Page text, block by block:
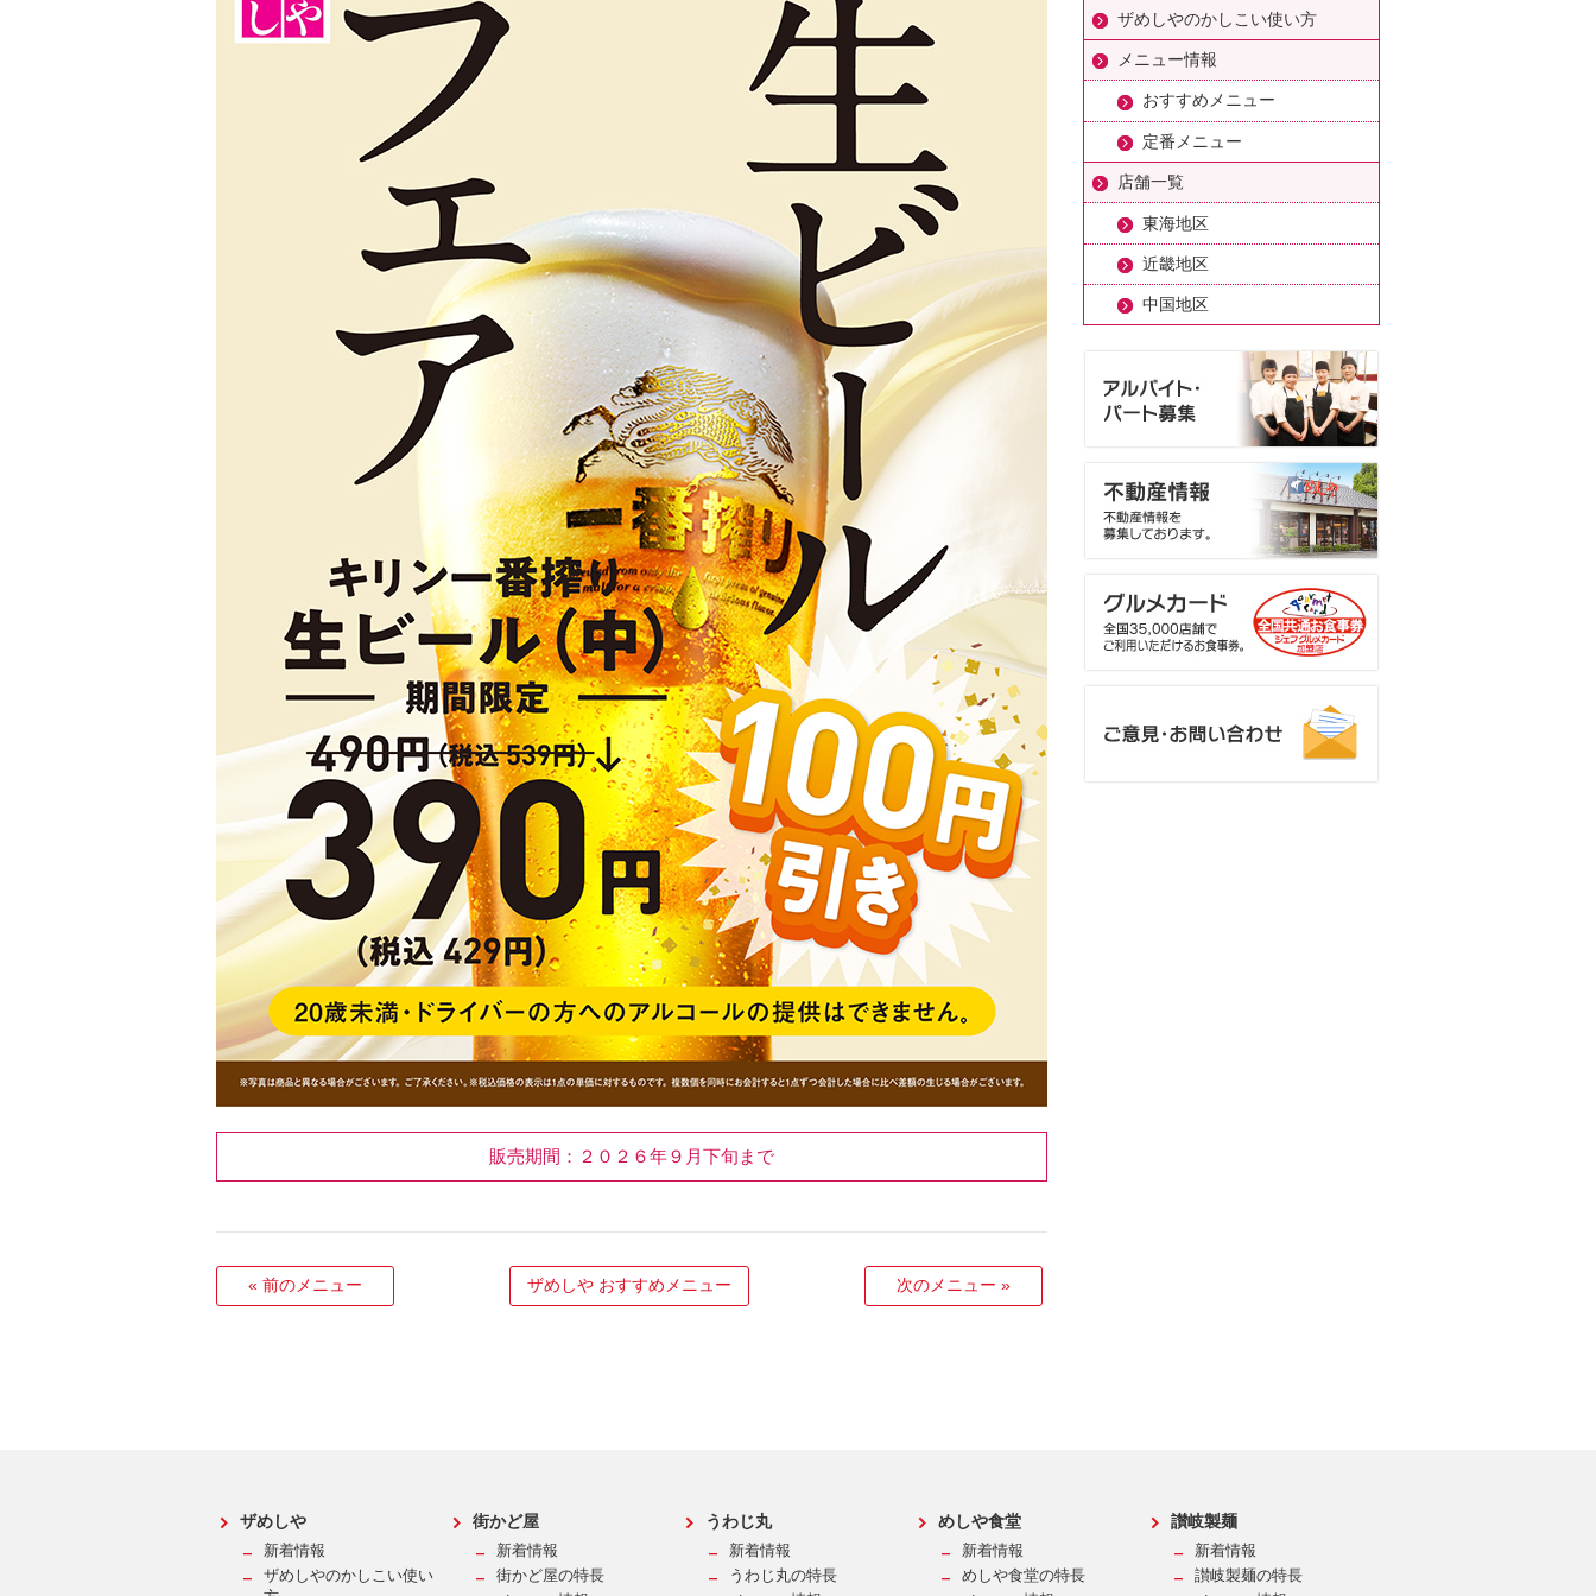
販売期間：２０２６年９月下旬まで
« 前のメニュー ザめしや おすすめメニュー 次のメニュー »
ザめしやのかしこい使い方
メニュー情報
おすすめメニュー
定番メニュー
店舗一覧
東海地区
近畿地区
中国地区
ザめしや
新着情報
ザめしやのかしこい使い
街かど屋
新着情報
街かど屋の特長
うわじ丸
新着情報
うわじ丸の特長
めしや食堂
新着情報
めしや食堂の特長
讃岐製麺
新着情報
讃岐製麺の特長